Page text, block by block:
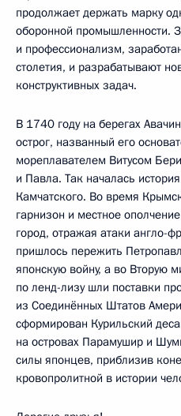
продолжает держать марку
оборонной промышленности.
и профессионализм,
столетия, и разрабатывают
конструктивных задач.
В 1740 году на берегах
острог, названный его
мореплавателем Витусом
и Павла. Так началась
Камчатского. Во время
гарнизон и местное
город, отражая атаки англо-
пришлось пережить
японскую войну, а во Вторую
по ленд-лизу шли поставки
из Соединённых Штатов
сформирован Курильский
на островах Парамушир и
силы японцев, приблизив
кровопролитной в истории